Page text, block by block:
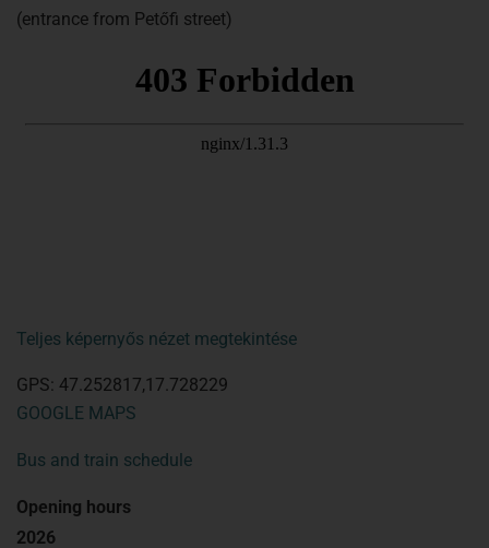
(entrance from Petőfi street)
Teljes képernyős nézet megtekintése
GPS: 47.252817,17.728229
GOOGLE MAPS
Bus and train schedule
Opening hours
2026